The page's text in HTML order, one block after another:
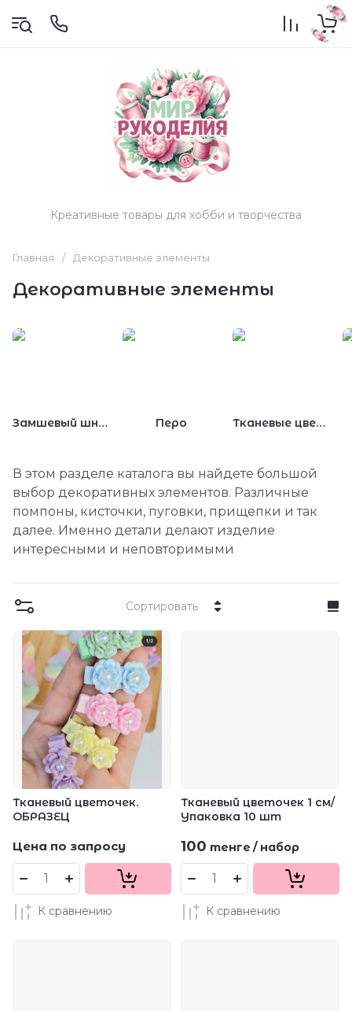
Креативные товары для хобби и творчества
Главная / Декоративные элементы
Декоративные элементы
Замшевый шнур Перо Тканевые цветы и листья
В этом разделе каталога вы найдете большой
выбор декоративных элементов. Различные
помпоны, кисточки, пуговки, прищепки и так
далее. Именно детали делают изделие
интересными и неповторимыми
Сортировать
Тканевый цветочек.
ОБРАЗЕЦ
Цена по запросу
К сравнению
Тканевый цветочек 1 см/
Упаковка 10 шт
100 тенге /набор
К сравнению